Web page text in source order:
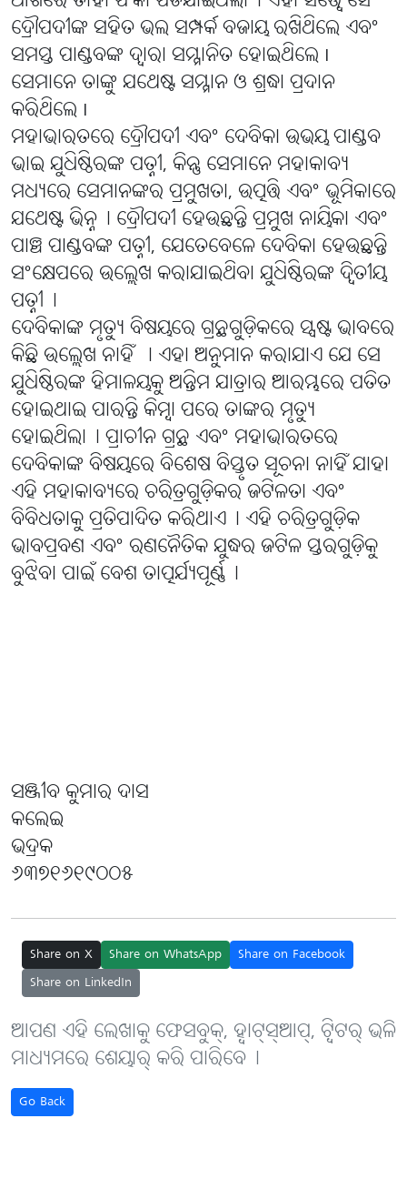
ଦ୍ରୌପଦୀଙ୍କ ସହିତ ଭଲ ସମ୍ପର୍କ ବଜାୟ ରଖିଥିଲେ ଏବଂ
ସମସ୍ତ ପାଣ୍ଡବଙ୍କ ଦ୍ୱାରା ସମ୍ମାନିତ ହୋଇଥିଲେ I
ସେମାନେ ତାଙ୍କୁ ଯଥେଷ୍ଟ ସମ୍ମାନ ଓ ଶ୍ରଦ୍ଧା ପ୍ରଦାନ
କରିଥିଲେ I
ମହାଭାରତରେ ଦ୍ରୌପଦୀ ଏବଂ ଦେବିକା ଉଭୟ ପାଣ୍ଡବ
ଭାଇ ଯୁଧିଷ୍ଠିରଙ୍କ ପତ୍ନୀ, କିନ୍ତୁ ସେମାନେ ମହାକାବ୍ୟ
ମଧ୍ୟରେ ସେମାନଙ୍କର ପ୍ରମୁଖତା, ଉତ୍ପତ୍ତି ଏବଂ ଭୂମିକାରେ
ଯଥେଷ୍ଟ ଭିନ୍ନ୤ ଦ୍ରୌପଦୀ ହେଉଛନ୍ତି ପ୍ରମୁଖ ନାୟିକା ଏବଂ
ପାଞ୍ଚ ପାଣ୍ଡବଙ୍କ ପତ୍ନୀ, ଯେତେବେଳେ ଦେବିକା ହେଉଛନ୍ତି
ସଂକ୍ଷେପରେ ଉଲ୍ଲେଖ କରାଯାଇଥିବା ଯୁଧିଷ୍ଠିରଙ୍କ ଦ୍ୱିତୀୟ
ପତ୍ନୀ୤
ଦେବିକାଙ୍କ ମୃତ୍ୟୁ ବିଷୟରେ ଗ୍ରନ୍ଥଗୁଡ଼ିକରେ ସ୍ପଷ୍ଟ ଭାବରେ
କିଛି ଉଲ୍ଲେଖ ନାହିଁ । ଏହା ଅନୁମାନ କରାଯାଏ ଯେ ସେ
ଯୁଧିଷ୍ଠିରଙ୍କ ହିମାଳୟକୁ ଅନ୍ତିମ ଯାତ୍ରାର ଆରମ୍ଭରେ ପତିତ
ହୋଇଥାଇ ପାରନ୍ତି କିମ୍ବା ପରେ ତାଙ୍କର ମୃତ୍ୟୁ
ହୋଇଥିଲା୤ ପ୍ରାଚୀନ ଗ୍ରନ୍ଥ ଏବଂ ମହାଭାରତରେ
ଦେବିକାଙ୍କ ବିଷୟରେ ବିଶେଷ ବିସ୍ତୃତ ସୂଚନା ନାହିଁ ଯାହା
ଏହି ମହାକାବ୍ୟରେ ଚରିତ୍ରଗୁଡ଼ିକର ଜଟିଳତା ଏବଂ
ବିବିଧତାକୁ ପ୍ରତିପାଦିତ କରିଥାଏ୤ ଏହି ଚରିତ୍ରଗୁଡ଼ିକ
ଭାବପ୍ରବଣ ଏବଂ ରଣନୈତିକ ଯୁଦ୍ଧର ଜଟିଳ ସ୍ତରଗୁଡ଼ିକୁ
ବୁଝିବା ପାଇଁ ବେଶ ତାତ୍ପର୍ଯ୍ୟପୂର୍ଣ୍ଣ୤
ସଞ୍ଜୀବ କୁମାର ଦାସ
କଲେଇ
ଭଦ୍ରକ
୬୩୭୧୬୧୯୦୦୫
Share on X Share on WhatsApp
Share on Facebook
Share on LinkedIn
ଆପଣ ଏହି ଲେଖାକୁ ଫେସବୁକ୍, ହ୍ବାଟ୍‌ସ୍‌ଆପ୍, ଟ୍ବିଟର୍ ଭଳି
ମାଧ୍ୟମରେ ଶେୟାର୍ କରି ପାରିବେ୤
Go Back